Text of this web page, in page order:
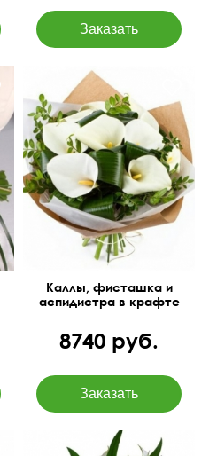
Каллы, фисташка и
аспидистра в крафте
8740 руб.